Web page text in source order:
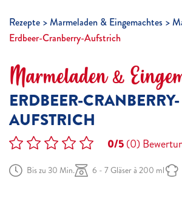
Rezepte Marmeladen & Eingemachtes
Erdbeer-Cranberry-Aufstrich
Marmeladen &
ERDBEER-CRANBERRY-
AUFSTRICH
0/5(0)
Bis zu 30 Min. 6 - 7 Gläser à 200 ml